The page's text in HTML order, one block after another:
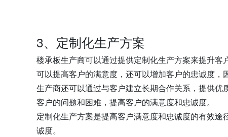
3、定制化生产方案
楼承板生产商可以通过提供定制化生产方案来提升
可以提高客户的满意度，还可以增加客户的忠诚度，
生产商还可以通过与客户建立长期合作关系，提供
客户的问题和困难，提高客户的满意度和忠诚度。
定制化生产方案是提高客户满意度和忠诚度的有效
诚度。